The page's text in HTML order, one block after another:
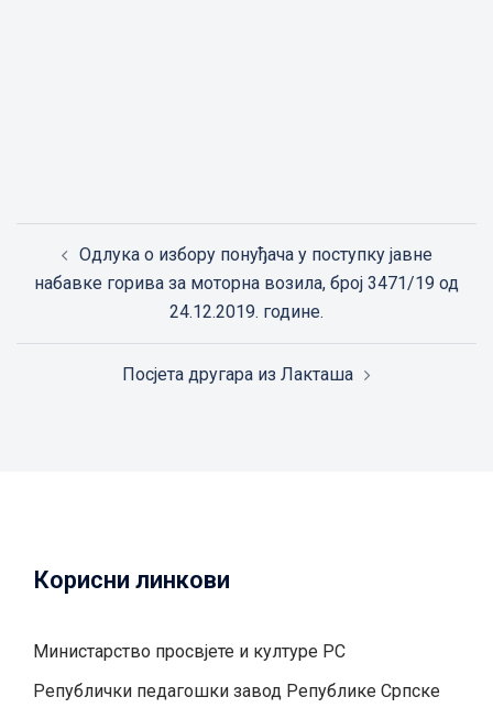
navigation
Одлукa о избору понуђача у поступку јавне
набавке горива за моторна возила, број 3471/19 од
24.12.2019. године.
Посјета другара из Лакташа
Корисни линкови
Министарство просвјете и културе РС
Републички педагошки завод Републике Српске